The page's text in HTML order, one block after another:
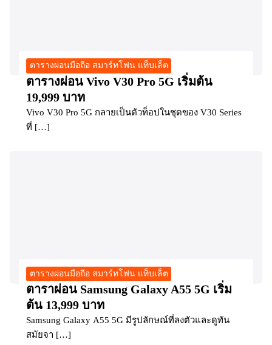
ตารางผ่อนมือถือ สมาร์ทโฟน แท็บเล็ต
ตารางผ่อน Vivo V30 Pro 5G เริ่มต้น
19,999 บาท
Vivo V30 Pro 5G กลายเป็นตัวท็อปในชุดของ V30 Series
ที่ […]
ตารางผ่อนมือถือ สมาร์ทโฟน แท็บเล็ต
ตาราผ่อน Samsung Galaxy A55 5G เริ่ม
ต้น 13,999 บาท
Samsung Galaxy A55 5G มีรูปลักษณ์ที่ลงตัวและดูทัน
สมัยจา […]